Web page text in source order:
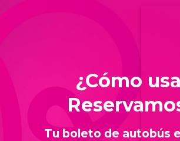
¿Cómo
Tu boleto de autobús